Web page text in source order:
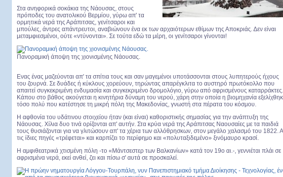
Στα ανηφορικά σοκάκια της Νάουσας, στους
πρόποδες του ανατολικού Βερμίου, γύρω απ' τα
ορμητικά νερά της Αράπιτσας, γενίτσαροι και
μπούλες, άντρες απάντρευτοι, αναβιώνουν ένα εκ των αρχαιότερων εθίμων της Αποκριάς. Δεν είναι
μεταμφιεσμένοι, ούτε «ντύνονται». Σε τούτα εδώ τα μέρη, οι γενίτσαροι γίνονται!
Πανοραμική άποψη της χιονισμένης Νάουσας.
Ενας ένας μαζεύονται απ' τα σπίτια τους και σαν μαγεμένοι υποτάσσονται στους λυπητερούς ήχους
του ζουρνά. Σε δυάδες ή κύκλους χορεύουν, τηρώντας απαρέγκλιτα το αυστηρό πρωτόκολλο που
απαιτεί συγκεκριμένη ενδυμασία και συγκεκριμένο δρομολόγιο, γύρω από αφρισμένους καταρράκτες.
Κάπου στο βάθος ακούγεται η κινητήρια δύναμη του νερού, χάρη στην οποία η βιομηχανία
τόσο πολύ που κατέστησε τη μικρή πόλη της Μακεδονίας, γνωστή στα πέρατα του κόσμου.
Η αφθονία του υδάτινου στοιχείου ήταν (και είναι) καθοριστικής σημασίας για την ανάπτυξη της
Νάουσας. Χίλια δυο τινά ορίζονται απ' αυτήν. Στα κρύα νερά της Αράπιτσας Ναουσαίες με τα παιδιά
τους θυσιάζονται για να γλιτώσουν απ' τα χέρια των αλλόθρησκων, στον μεγάλο χαλασμό του 1822.
τις ίδιες πηγές «τρέφεται» και καρπίζει το περίφημο και «πολυταξιδεμένο» ξινόμαυρο κρασί.
Η αμφιθεατρικά χτισμένη πόλη -το «Μάντσεστερ των Βαλκανίων» κατά τον 19ο αι.-, γεννιέται πλάι σε
αφρισμένα νερά, εκεί ανθεί, ζει και πίσω σ' αυτά σε προσκαλεί.